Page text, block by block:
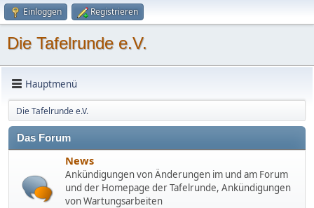
Einloggen Registrieren
Die Tafelrunde e.V.
Hauptmenü
Die Tafelrunde e.V.
Das Forum
News
Ankündigungen von Änderungen im und am Forum
und der Homepage der Tafelrunde, Ankündigungen
von Wartungsarbeiten